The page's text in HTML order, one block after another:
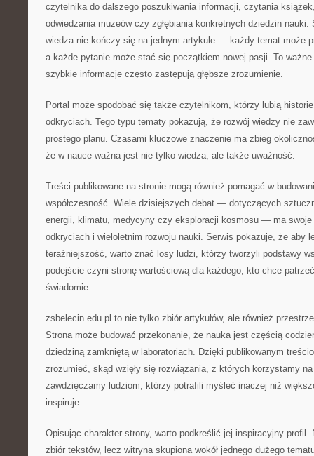
czytelnika do dalszego poszukiwania informacji, czytania
odwiedzania muzeów czy zgłębiania konkretnych dziedzin nauki.
wiedza nie kończy się na jednym artykule — każdy temat może
a każde pytanie może stać się początkiem nowej pasji. To
szybkie informacje często zastępują głębsze zrozumienie.
Portal może spodobać się także czytelnikom, którzy lubią
odkryciach. Tego typu tematy pokazują, że rozwój wiedzy nie
prostego planu. Czasami kluczowe znaczenie ma zbieg
że w nauce ważna jest nie tylko wiedza, ale także uważność.
Treści publikowane na stronie mogą również pomagać w
współczesność. Wiele dzisiejszych debat — dotyczących
energii, klimatu, medycyny czy eksploracji kosmosu — ma swoje
odkryciach i wieloletnim rozwoju nauki. Serwis pokazuje, że aby
teraźniejszość, warto znać losy ludzi, którzy tworzyli podstawy
podejście czyni stronę wartościową dla każdego, kto chce
świadomie.
zsbelecin.edu.pl to nie tylko zbiór artykułów, ale również
Strona może budować przekonanie, że nauka jest częścią
dziedziną zamkniętą w laboratoriach. Dzięki publikowanym
zrozumieć, skąd wzięły się rozwiązania, z których korzystamy
zawdzięczamy ludziom, którzy potrafili myśleć inaczej niż
inspiruje.
Opisując charakter strony, warto podkreślić jej inspiracyjny profil.
zbiór tekstów, lecz witryna skupiona wokół jednego dużego